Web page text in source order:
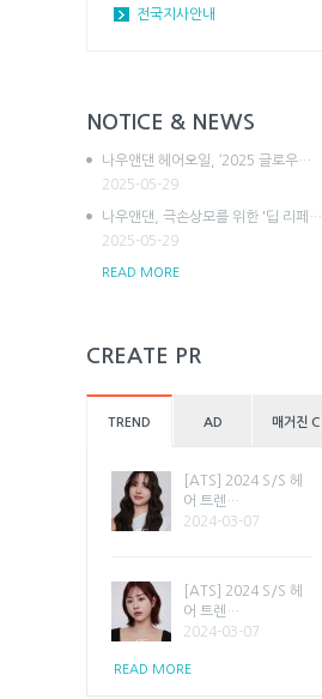
전국지사안내
NOTICE & NEWS
나우앤댄 헤어오일, ‘2025 글로우…
2025-05-29
나우앤댄, 극손상모를 위한 '딥 리페…
2025-05-29
READ MORE
CREATE PR
TREND
[ATS] 2024 S/S 헤
어 트렌…
2024-03-07
[ATS] 2024 S/S 헤
어 트렌…
2024-03-07
READ MORE
AD 매거진 C